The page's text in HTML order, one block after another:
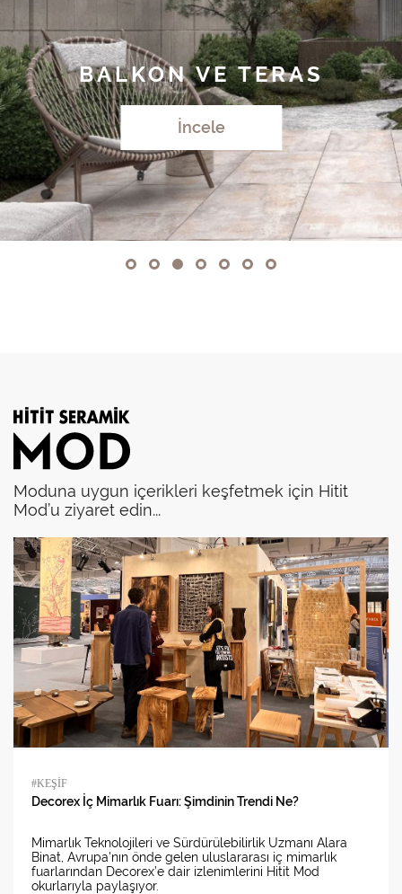
BALKON VE TERAS
İncele
Moduna uygun içerikleri keşfetmek için Hitit
Mod’u ziyaret edin...
#KEŞİF
Decorex İç Mimarlık Fuarı: Şimdinin Trendi Ne?
Mimarlık Teknolojileri ve Sürdürülebilirlik Uzmanı Alara
Binat, Avrupa'nın önde gelen uluslararası iç mimarlık
fuarlarından Decorex’e dair izlenimlerini Hitit Mod
okurlarıyla paylaşıyor.